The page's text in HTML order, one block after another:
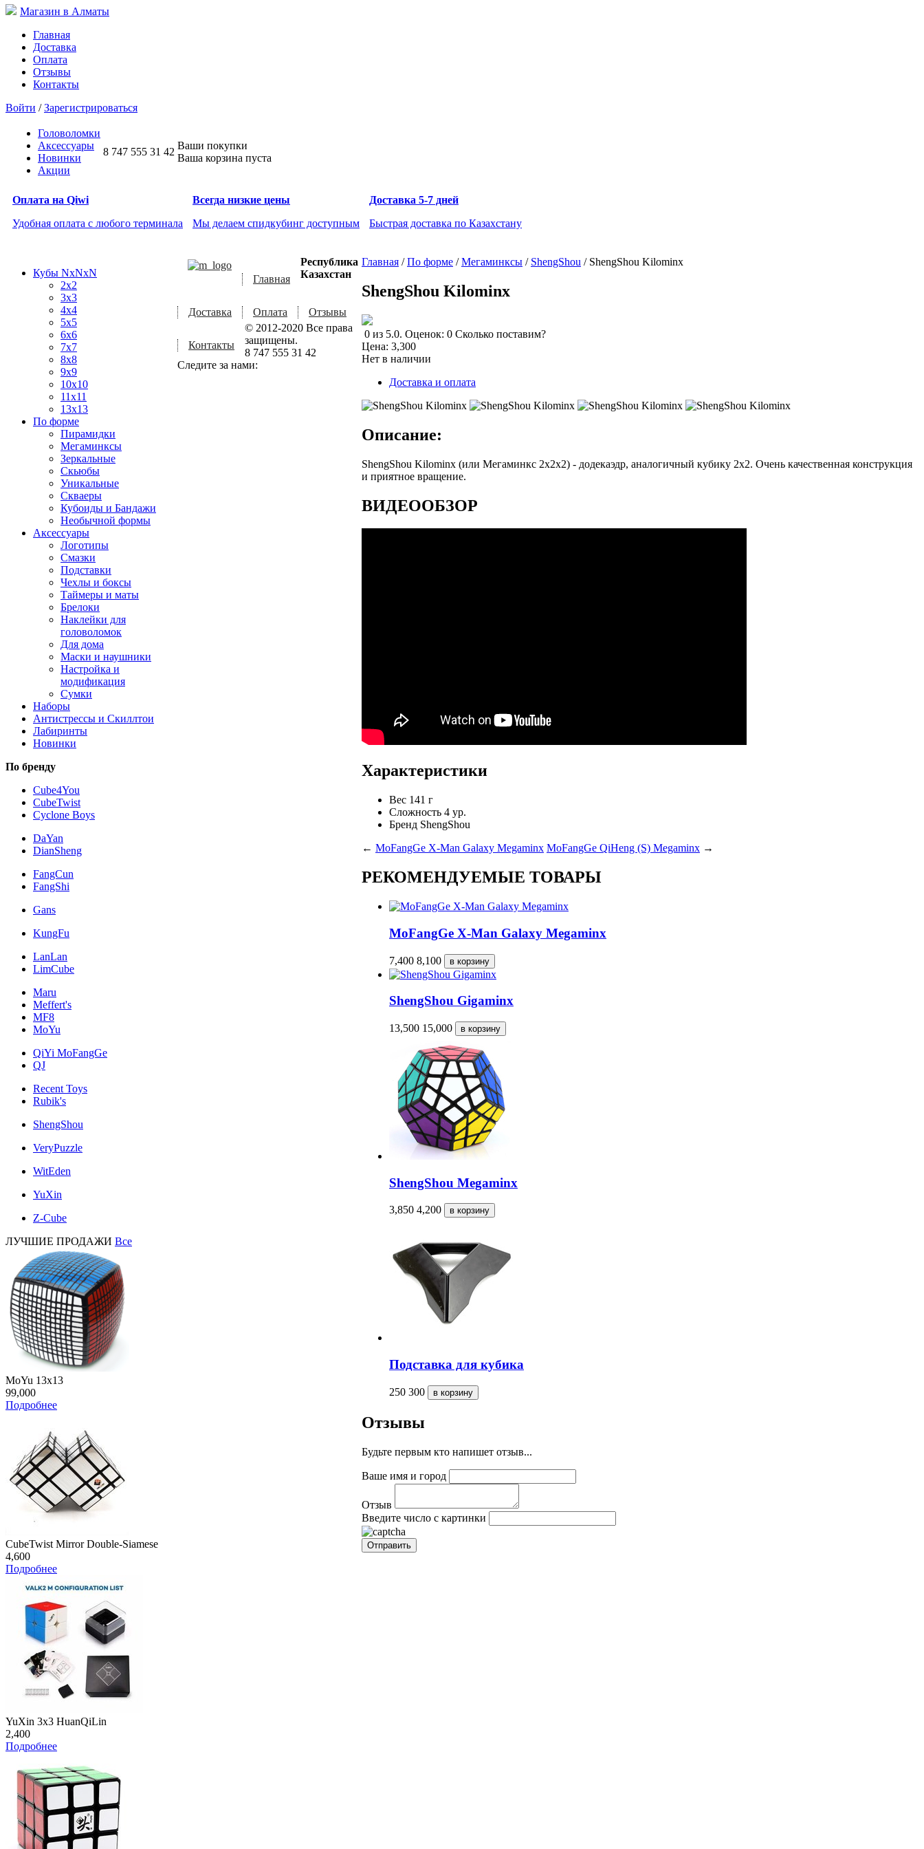
Магазин в Алматы
Главная
Доставка
Оплата
Отзывы
Контакты
Войти /Зарегистрироваться
Головоломки
Аксессуары
Новинки
Акции
8 747 555 31 42
Ваши покупки
Ваша корзина пуста
Оплата на Qiwi
Удобная оплата с любого терминала
Всегда низкие цены
Мы делаем спидкубинг доступным
Доставка 5-7 дней
Быстрая доставка по Казахстану
Кубы NxNxN
2x2
3x3
4x4
5x5
6x6
7x7
8x8
9x9
10x10
11x11
13x13
По форме
Пирамидки
Мегаминксы
Зеркальные
Скьюбы
Уникальные
Скваеры
Кубоиды и Бандажи
Необычной формы
Аксессуары
Логотипы
Смазки
Подставки
Чехлы и боксы
Таймеры и маты
Брелоки
Наклейки для
головоломок
Для дома
Маски и наушники
Настройка и
модификация
Сумки
Наборы
Антистрессы и Скиллтои
Лабиринты
Новинки
По бренду
Cube4You
CubeTwist
Cyclone Boys
DaYan
DianSheng
FangCun
FangShi
Gans
KungFu
LanLan
LimCube
Maru
Meffert's
MF8
MoYu
QiYi MoFangGe
QJ
Recent Toys
Rubik's
ShengShou
VeryPuzzle
WitEden
YuXin
Z-Cube
ЛУЧШИЕ ПРОДАЖИ Все
MoYu 13x13
99,000
Подробнее
CubeTwist Mirror Double-Siamese
4,600
Подробнее
YuXin 3x3 HuanQiLin
2,400
Подробнее
Главная / По форме / Мегаминксы / ShengShou /ShengShou Kilominx
ShengShou Kilominx
0 из 5.0. Оценок: 0 Сколько поставим?
Цена: 3,300
Нет в наличии
Доставка и оплата
Описание:
ShengShou Kilominx (или Мегаминкс 2x2x2) - додекаэдр, аналогичный кубику 2х2. Очень качественная конструкция
и приятное вращение.
ВИДЕООБЗОР
Характеристики
Вес 141 г
Сложность 4 ур.
Бренд ShengShou
← MoFangGe X-Man Galaxy Megaminx MoFangGe QiHeng (S) Megaminx →
РЕКОМЕНДУЕМЫЕ ТОВАРЫ
MoFangGe X-Man Galaxy Megaminx
7,400 8,100
ShengShou Gigaminx
13,500 15,000
ShengShou Megaminx
3,850 4,200
Подставка для кубика
250 300
Отзывы
Будьте первым кто напишет отзыв...
Ваше имя и город
Отзыв
Введите число с картинки
Главная
Доставка Оплата Отзывы
Контакты
Республика
Казахстан
© 2012-2020 Все права
защищены.
8 747 555 31 42
Следите за нами: